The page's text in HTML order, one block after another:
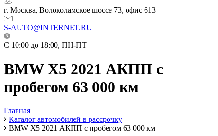
г. Москва, Волоколамское шоссе 73, офис 613
S-AUTO@INTERNET.RU
C 10:00 до 18:00, ПН-ПТ
BMW X5 2021 АКПП с
пробегом 63 000 км
Главная
Каталог автомобилей в рассрочку
BMW X5 2021 АКПП с пробегом 63 000 км